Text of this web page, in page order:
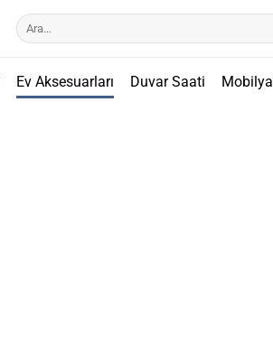
Ara:
Ev Aksesuarları Duvar Saati Mobilya